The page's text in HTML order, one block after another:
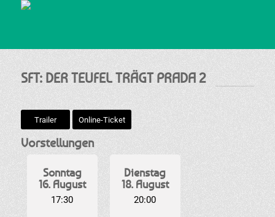
SFT: DER TEUFEL TRÄGT PRADA 2
Trailer Online-Ticket
Vorstellungen
Sonntag
16. August
17:30
Dienstag
18. August
20:00